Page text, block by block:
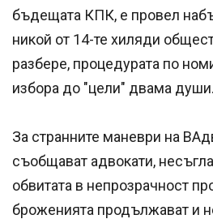
бъдещата КПК, е провел
никой от 14-те хиляди
разбере, процедурата по
избора до "цели" двама души.
За странните маневри на
съобщават адвокати,
обвитата в непрозрачност
броженията продължават и